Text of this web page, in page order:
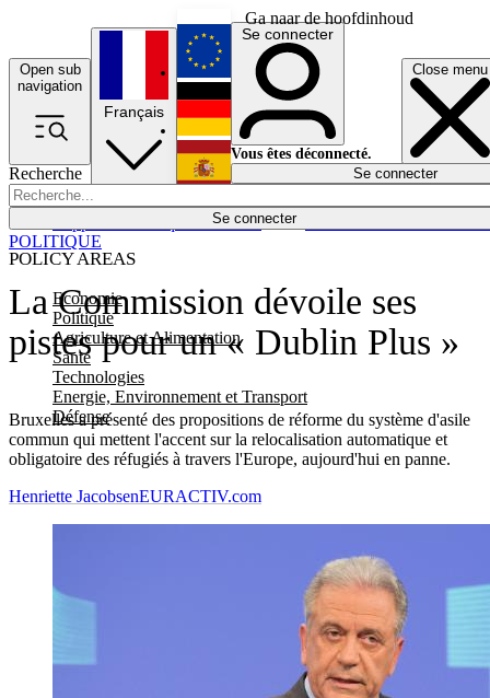
Ga naar de hoofdinhoud
Open sub
navigation
Close menu
Recherche
Se connecter
POLICY AREAS
Economie
Politique
Agriculture et Alimentation
Santé
Technologies
Energie, Environnement et Transport
Défense
Économie
Français
English
Deutsch
Español
Se connecter
Vous êtes déconnecté.
Se connecter
La Commission dévoile ses
pistes pour un « Dublin Plus »
Bruxelles a présenté des propositions de réforme du système d'asile
commun qui mettent l'accent sur la relocalisation automatique et
obligatoire des réfugiés à travers l'Europe, aujourd'hui en panne.
POLITIQUE
Henriette JacobsenEURACTIV.com